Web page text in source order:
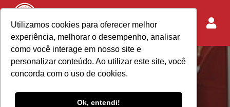
Utilizamos cookies para oferecer melhor
experiência, melhorar o desempenho, analisar
como você interage em nosso site e
personalizar conteúdo. Ao utilizar este site, você
concorda com o uso de cookies.
Ok, entendi!